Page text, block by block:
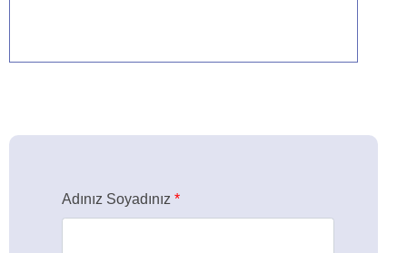
Adınız Soyadınız *